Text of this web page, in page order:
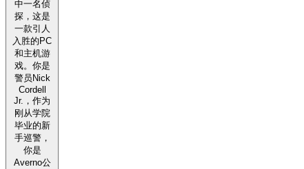
中一名侦
探，这是
一款引人
入胜的PC
和主机游
戏。你是
警员Nick
Cordell
Jr.，作为
刚从学院
毕业的新
手巡警，
你是
Averno公